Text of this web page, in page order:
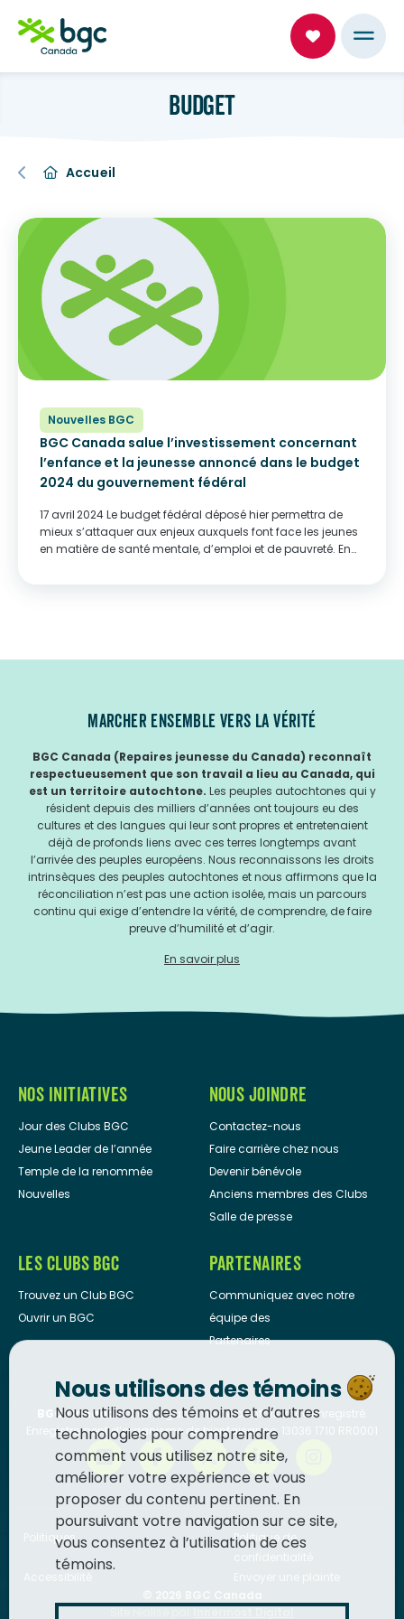
BUDGET
Accueil
Nouvelles BGC
BGC Canada salue l’investissement concernant
l’enfance et la jeunesse annoncé dans le budget
2024 du gouvernement fédéral
17 avril 2024 Le budget fédéral déposé hier permettra de
mieux s’attaquer aux enjeux auxquels font face les jeunes
en matière de santé mentale, d’emploi et de pauvreté. En
MARCHER ENSEMBLE VERS LA VÉRITÉ
BGC Canada (Repaires jeunesse du Canada) reconnaît
respectueusement que son travail a lieu au Canada, qui
est un territoire autochtone. Les peuples autochtones qui y
résident depuis des milliers d’années ont toujours eu des
cultures et des langues qui leur sont propres et entretenaient
déjà de profonds liens avec ces terres longtemps avant
l’arrivée des peuples européens. Nous reconnaissons les droits
intrinsèques des peuples autochtones et nous affirmons que la
réconciliation n’est pas une action isolée, mais un parcours
continu qui exige d’entendre la vérité, de comprendre, de faire
preuve d’humilité et d’agir.
En savoir plus
NOS INITIATIVES
Jour des Clubs BGC
Jeune Leader de l’année
Temple de la renommée
Nouvelles
NOUS JOINDRE
Contactez-nous
Faire carrière chez nous
Devenir bénévole
Anciens membres des Clubs
Salle de presse
LES CLUBS BGC
Trouvez un Club BGC
Ouvrir un BGC
PARTENAIRES
Communiquez avec notre
équipe des
Partenaires
BGC Canadaest un organisme de bienfaisance enregistré.
Enregistrement d’organisme de bienfaisance: 13036 1710 RR0001
Politiques
Politique de
Nous utilisons des témoins
Nous utilisons des témoins et d’autres
technologies pour comprendre
comment vous utilisez notre site,
améliorer votre expérience et vous
proposer du contenu pertinent. En
poursuivant votre navigation sur ce site,
vous consentez à l’utilisation de ces
témoins.